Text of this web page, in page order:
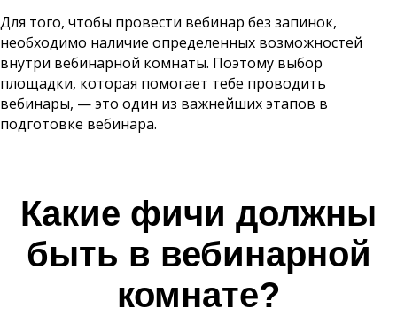
Для того, чтобы провести вебинар без запинок,
необходимо наличие определенных возможностей
внутри вебинарной комнаты. Поэтому выбор
площадки, которая помогает тебе проводить
вебинары, — это один из важнейших этапов в
подготовке вебинара.
Какие фичи должны
быть в вебинарной
комнате?